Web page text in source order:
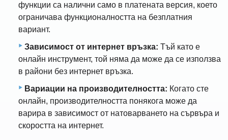
функции са налични само в платената версия, което
ограничава функционалността на безплатния
вариант.
Зависимост от интернет връзка: Тъй като е
онлайн инструмент, той няма да може да се използва
в райони без интернет връзка.
Вариации на производителността: Когато сте
онлайн, производителността понякога може да
варира в зависимост от натоварването на сървъра и
скоростта на интернет.